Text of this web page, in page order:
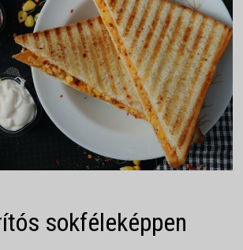
sokféleképpen